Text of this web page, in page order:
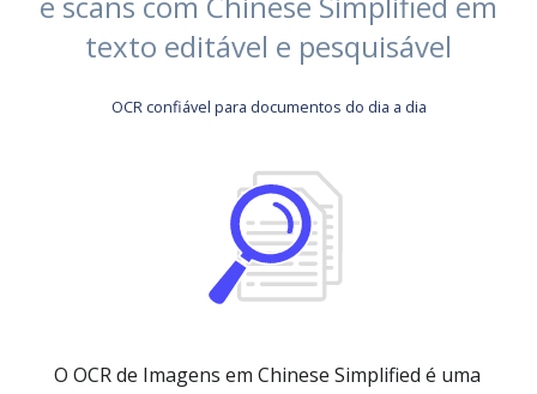
texto editável e pesquisável
OCR confiável para documentos do dia a dia
O OCR de Imagens em Chinese Simplified é uma